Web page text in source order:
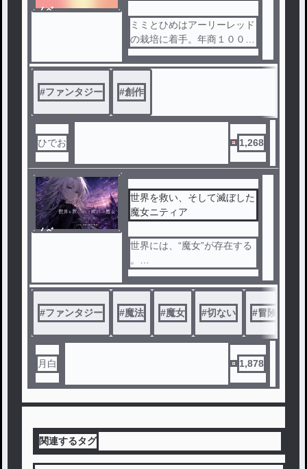
と呼ばれる存在と共に、日夜
世界各地で戦っていた。
大の神子オタクである「一野
瀬詠心（いちのせえいと）」
こぼれだった。
を育て、不協和音ノ獣と戦う
学校、その１つである神威（
かむい）学園の生徒であるサ
ファイアと出会う。
優秀な神子の母をもつ彼女も
、詠心と同じ落ちこぼれだっ
た。
そんな2人の出会いから物語
は動き始める…。
ノベ
ミミとひめはアーリーレッド
の栽培に着手。年商１０００
０億円の大企業となって。科
学部主将に就任するのだった
。
#ファンタジー #創作
ひでお 1,268
ノベ
世界を救い、そして滅ぼした
魔女ニティア
世界には、“魔女”が存在する
。
圧倒的な魔力を持ち、国を滅
ぼす災厄。
村を失った少年フィニスは、
かつて魔女と戦った大賢者ジ
ャヌスに拾われる。
規格外の魔力を持つ謎の少女
ニティアと出会ったことで、
る。
仲間との旅。
#ファンタジー #魔法 #魔女 #切ない #冒険
月白 1,878
関連するタグ